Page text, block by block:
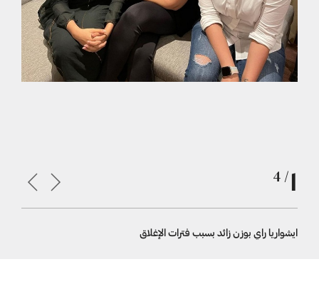
ايشواريا راي بوزن زائد بسبب فترات الإغلاق